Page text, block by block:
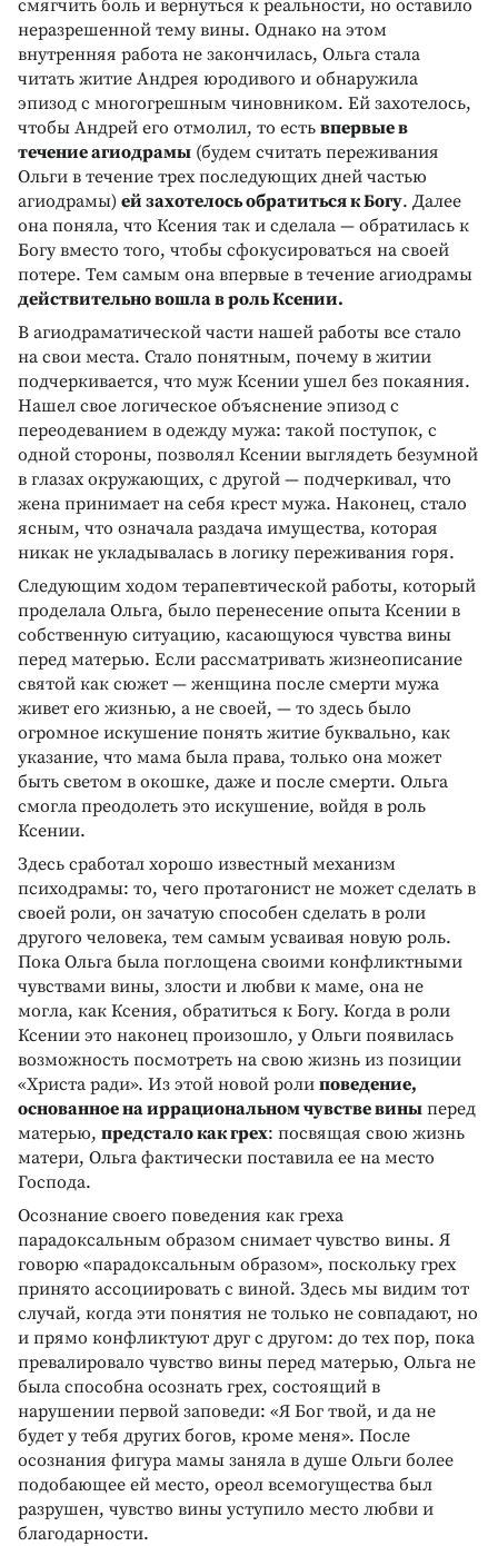
смягчить боль и вернуться к реальности, но оставило
неразрешенной тему вины. Однако на этом
внутренняя работа не закончилась, Ольга стала
читать житие Андрея юродивого и обнаружила
эпизод с многогрешным чиновником. Ей захотелось,
чтобы Андрей его отмолил, то есть впервые в
течение агиодрамы (будем считать переживания
Ольги в течение трех последующих дней частью
агиодрамы) ей захотелось обратиться к Богу. Далее
она поняла, что Ксения так и сделала — обратилась к
Богу вместо того, чтобы сфокусироваться на своей
потере. Тем самым она впервые в течение агиодрамы
действительно вошла в роль Ксении.
В агиодраматической части нашей работы все стало
на свои места. Стало понятным, почему в житии
подчеркивается, что муж Ксении ушел без покаяния.
Нашел свое логическое объяснение эпизод с
переодеванием в одежду мужа: такой поступок, с
одной стороны, позволял Ксении выглядеть безумной
в глазах окружающих, с другой — подчеркивал, что
жена принимает на себя крест мужа. Наконец, стало
ясным, что означала раздача имущества, которая
никак не укладывалась в логику переживания горя.
Следующим ходом терапевтической работы, который
проделала Ольга, было перенесение опыта Ксении в
собственную ситуацию, касающуюся чувства вины
перед матерью. Если рассматривать жизнеописание
святой как сюжет — женщина после смерти мужа
живет его жизнью, а не своей, — то здесь было
огромное искушение понять житие буквально, как
указание, что мама была права, только она может
быть светом в окошке, даже и после смерти. Ольга
смогла преодолеть это искушение, войдя в роль
Ксении.
Здесь сработал хорошо известный механизм
психодрамы: то, чего протагонист не может сделать в
своей роли, он зачатую способен сделать в роли
другого человека, тем самым усваивая новую роль.
Пока Ольга была поглощена своими конфликтными
чувствами вины, злости и любви к маме, она не
могла, как Ксения, обратиться к Богу. Когда в роли
Ксении это наконец произошло, у Ольги появилась
возможность посмотреть на свою жизнь из позиции
«Христа ради». Из этой новой роли поведение,
основанное на иррациональном чувстве вины перед
матерью, предстало как грех: посвящая свою жизнь
матери, Ольга фактически поставила ее на место
Господа.
Осознание своего поведения как греха
парадоксальным образом снимает чувство вины. Я
говорю «парадоксальным образом», поскольку грех
принято ассоциировать с виной. Здесь мы видим тот
случай, когда эти понятия не только не совпадают, но
и прямо конфликтуют друг с другом: до тех пор, пока
превалировало чувство вины перед матерью, Ольга не
была способна осознать грех, состоящий в
нарушении первой заповеди: «Я Бог твой, и да не
будет у тебя других богов, кроме меня». После
осознания фигура мамы заняла в душе Ольги более
подобающее ей место, ореол всемогущества был
разрушен, чувство вины уступило место любви и
благодарности.